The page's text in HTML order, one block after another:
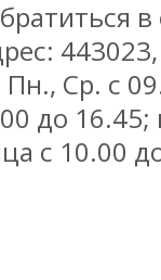
Ср. с
до 16.45;
с 10.00